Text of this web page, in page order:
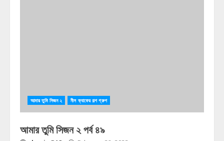
আমার তুমি সিজন ২ নীল ক্যাফের গল্প গ্রুপ
আমার তুমি সিজন ২ পর্ব ৪৯